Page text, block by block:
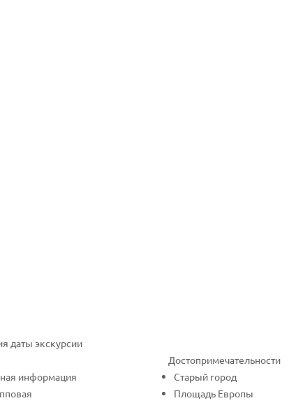
даты экскурсии
информация
Достопримечательности
Старый город
Площадь Европы